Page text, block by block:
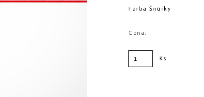
Farba Šnúrky
Cena:
Ks